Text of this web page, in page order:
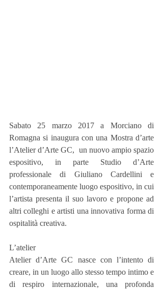
Sabato 25 marzo 2017 a Morciano di
Romagna si inaugura con una Mostra d’arte
l’Atelier d’Arte GC,  un nuovo ampio spazio
espositivo, in parte Studio d’Arte
professionale di Giuliano Cardellini e
contemporaneamente luogo espositivo, in cui
l’artista presenta il suo lavoro e propone ad
altri colleghi e artisti una innovativa forma di
ospitalità creativa.
L’atelier
Atelier d’Arte GC nasce con l’intento di
creare, in un luogo allo stesso tempo intimo e
di respiro internazionale, una profonda